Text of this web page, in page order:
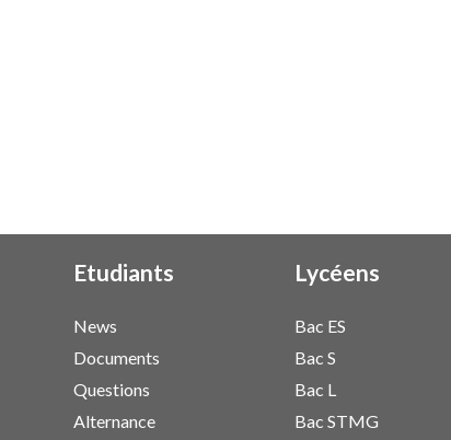
Etudiants
News
Documents
Questions
Alternance
Lycéens
Bac ES
Bac S
Bac L
Bac STMG